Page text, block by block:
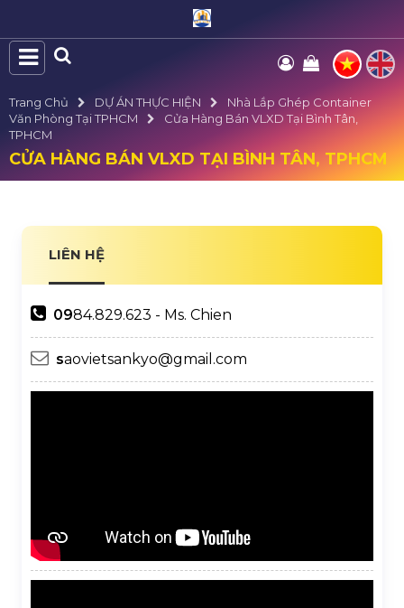
Trang Chủ DỰ ÁN THỰC HIỆN
Nhà Lắp Ghép Container
Văn Phòng Tại TPHCM
Cửa Hàng Bán VLXD Tại Bình Tân,
TPHCM
CỬA HÀNG BÁN VLXD TẠI BÌNH TÂN, TPHCM
LIÊN HỆ
0984.829.623 - Ms. Chien
saovietsankyo@gmail.com